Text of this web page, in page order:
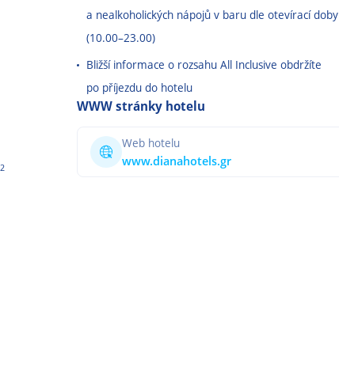
2
a nealkoholických nápojů v baru dle otevírací doby
(10.00–23.00)
Bližší informace o rozsahu All Inclusive obdržíte
po příjezdu do hotelu
WWW stránky hotelu
Web hotelu
www.dianahotels.gr